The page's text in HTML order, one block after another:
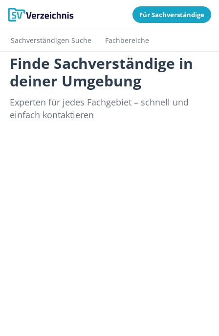
Für Sachverständige
Sachverständigen Suche Fachbereiche
Finde Sachverständige in
deiner Umgebung
Experten für jedes Fachgebiet – schnell und
einfach kontaktieren